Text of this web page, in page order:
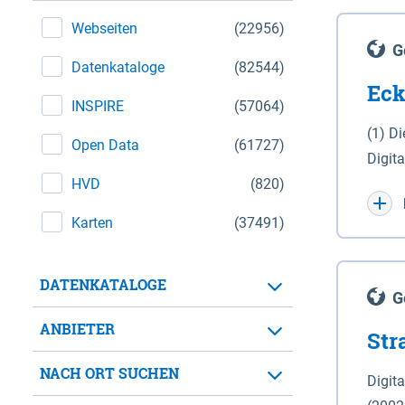
(22956)
Webseiten
(82544)
Datenkataloge
(57064)
INSPIRE
(61727)
Open Data
(820)
HVD
(37491)
Karten
DATENKATALOGE
ANBIETER
NACH ORT SUCHEN
(1)
WGS
für
der in